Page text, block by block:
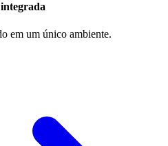
em um único ambiente.